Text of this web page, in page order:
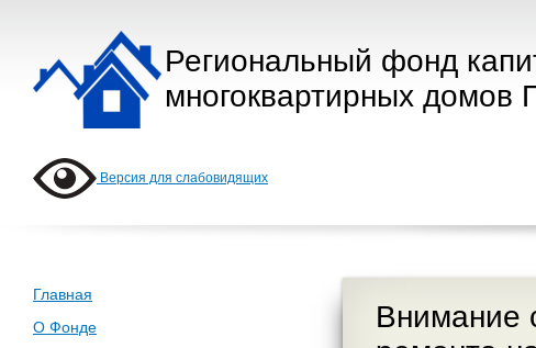
Региональный фонд
многоквартирных домов
Версия для слабовидящих
Главная
О Фонде
Внимание